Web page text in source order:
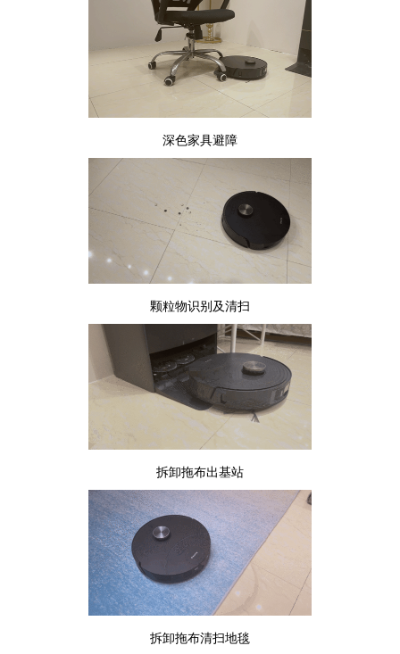
深色家具避障
颗粒物识别及清扫
拆卸拖布出基站
拆卸拖布清扫地毯